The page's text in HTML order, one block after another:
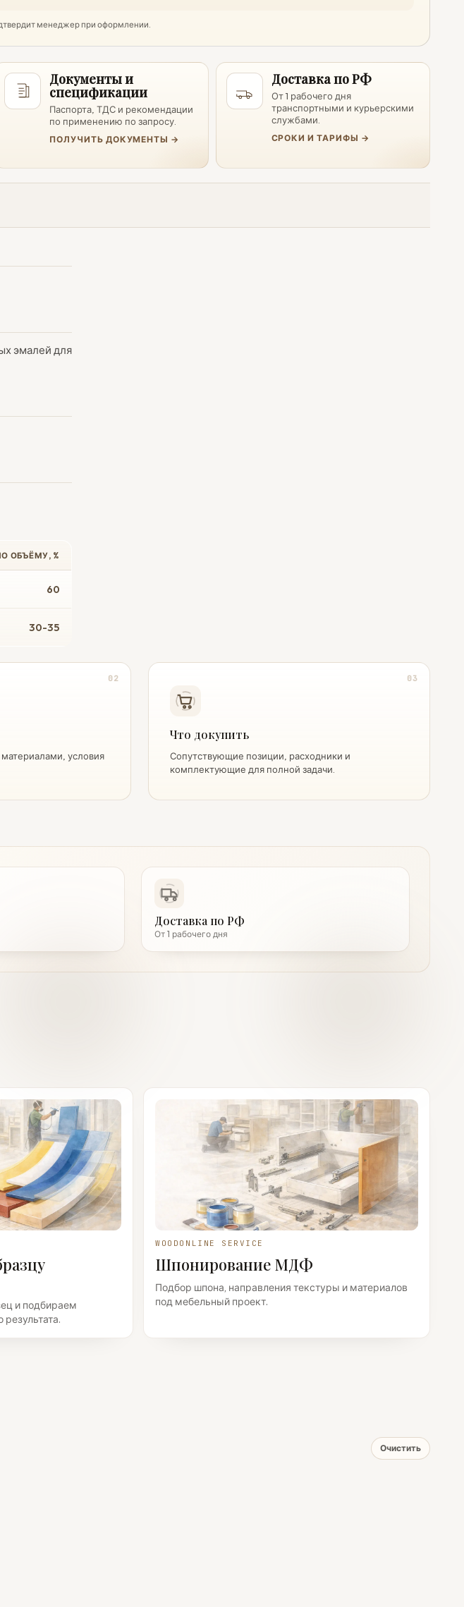
менеджер при оформлении.
Документы и
спецификации
Паспорта, ТДС и рекомендации
по применению по запросу.
ПОЛУЧИТЬ ДОКУМЕНТЫ →
Доставка по РФ
От 1 рабочего дня
транспортными и курьерскими
службами.
СРОКИ И ТАРИФЫ →
эмалей для
ОБЪЁМУ, %
60
30-35
02
условия
03
Что докупить
Сопутствующие позиции, расходники и
комплектующие для полной задачи.
Доставка по РФ
От 1 рабочего дня
и подбираем
WOODONLINE SERVICE
Шпонирование МДФ
Подбор шпона, направления текстуры и материалов
под мебельный проект.
Очистить